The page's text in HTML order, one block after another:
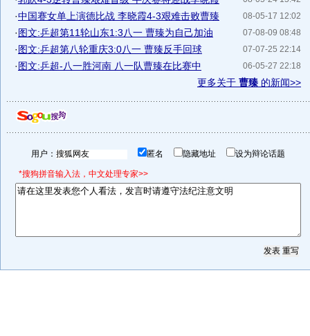
08-05-17 12:02
·中国赛女单上演德比战 李晓霞4-3艰难击败曹臻
07-08-09 08:48
·图文:乒超第11轮山东1:3八一 曹臻为自己加油
07-07-25 22:14
·图文:乒超第八轮重庆3:0八一 曹臻反手回球
06-05-27 22:18
·图文:乒超-八一胜河南 八一队曹臻在比赛中
更多关于 曹臻 的新闻>>
用户： 匿名 隐藏地址 设为辩论话题
*搜狗拼音输入法，中文处理专家>>